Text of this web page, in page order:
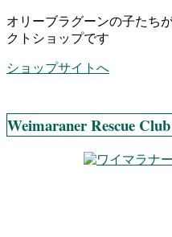
オリーブラグーンの子たち
クトショップです
ショップサイトへ
Weimaraner Rescue